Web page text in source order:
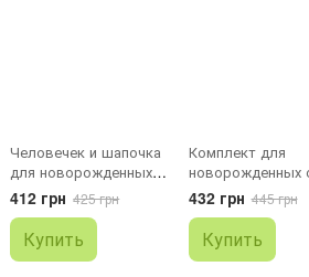
Человечек и шапочка
для новорожденных
Рисочки
412 грн 425 грн
Купить
Комплект для
новорожденных
боди Звездочки
432 грн 445 грн
Купить